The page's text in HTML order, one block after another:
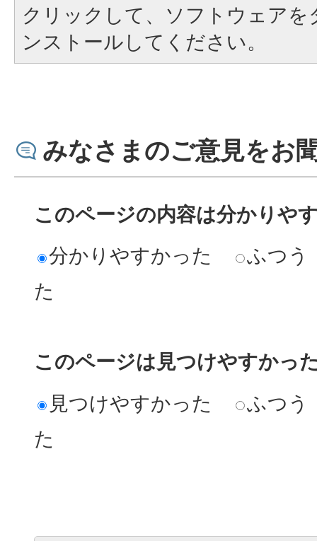
クリックして、ソフトウェア
ンストールしてください。
みなさまのご意見をお
このページの内容は分かりや
分かりやすかった
ふつう
た
このページは見つけやすかっ
見つけやすかった
ふつう
た